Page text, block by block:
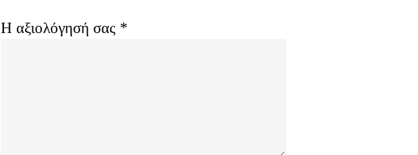
Η αξιολόγησή σας *